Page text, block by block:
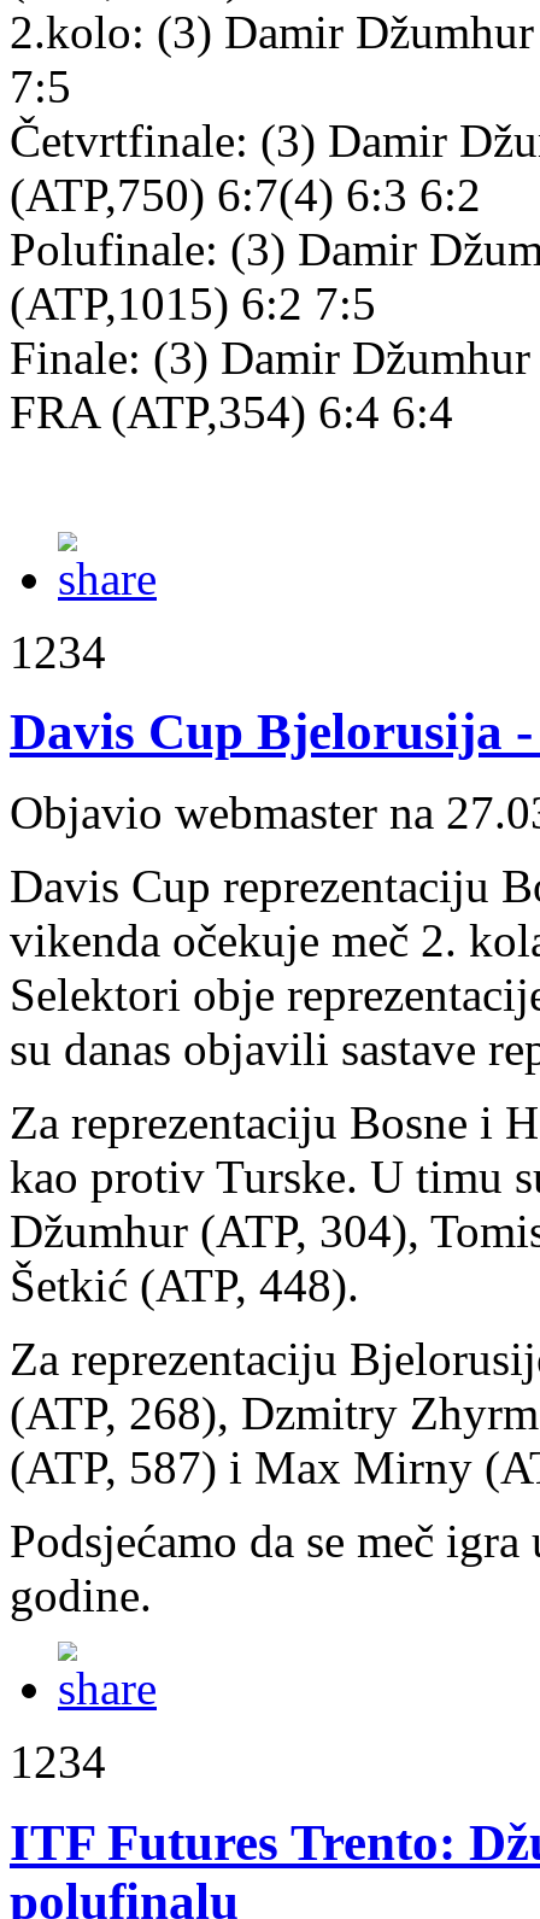
2.kolo: (3) Damir
7:5
Četvrtfinale: (3) Damir
(ATP,750) 6:7(4) 6:3 6:2
Polufinale: (3) Damir
(ATP,1015) 6:2 7:5
Finale: (3) Damir
FRA (ATP,354) 6:4 6:4
1234
Davis Cup Bjelorusija
Objavio webmaster na
Davis Cup reprezentaciju
vikenda očekuje meč 2.
Selektori obje
su danas objavili sastave
Za reprezentaciju Bosne i
kao protiv Turske. U timu
Džumhur (ATP, 304),
Šetkić (ATP, 448).
Za reprezentaciju
(ATP, 268), Dzmitry
(ATP, 587) i Max Mirny
Podsjećamo da se meč
godine.
1234
ITF Futures Trento:
polufinalu